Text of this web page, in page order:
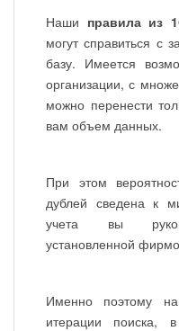
Наши правила из
могут справиться с
базу. Имеется
организации, с
можно перенести
вам объем данных.
При этом
дублей сведена к
учета вы
установленной
Именно поэтому
итерации